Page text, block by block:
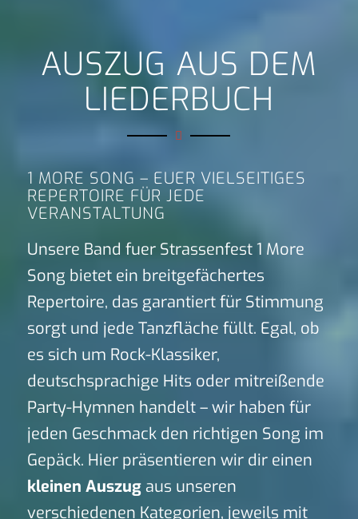
AUSZUG AUS DEM
LIEDERBUCH
1 MORE SONG – EUER VIELSEITIGES
REPERTOIRE FÜR JEDE
VERANSTALTUNG
Unsere Band fuer Strassenfest 1 More
Song bietet ein breitgefächertes
Repertoire, das garantiert für Stimmung
sorgt und jede Tanzfläche füllt. Egal, ob
es sich um Rock-Klassiker,
deutschsprachige Hits oder mitreißende
Party-Hymnen handelt – wir haben für
jeden Geschmack den richtigen Song im
Gepäck. Hier präsentieren wir dir einen
kleinen Auszugaus unseren
verschiedenen Kategorien, jeweils mit